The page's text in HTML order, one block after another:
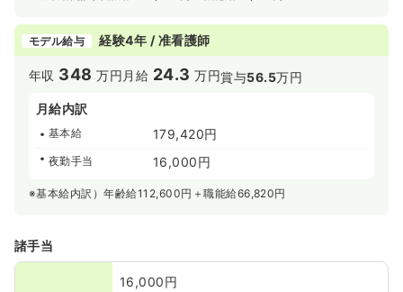
モデル給与 経験4年 / 准看護師
年収 348 万円 月給 24.3 万円賞与56.5万円
月給内訳
基本給 179,420円
夜勤手当 16,000円
※基本給内訳）年齢給112,600円＋職能給66,820円
諸手当
16,000円